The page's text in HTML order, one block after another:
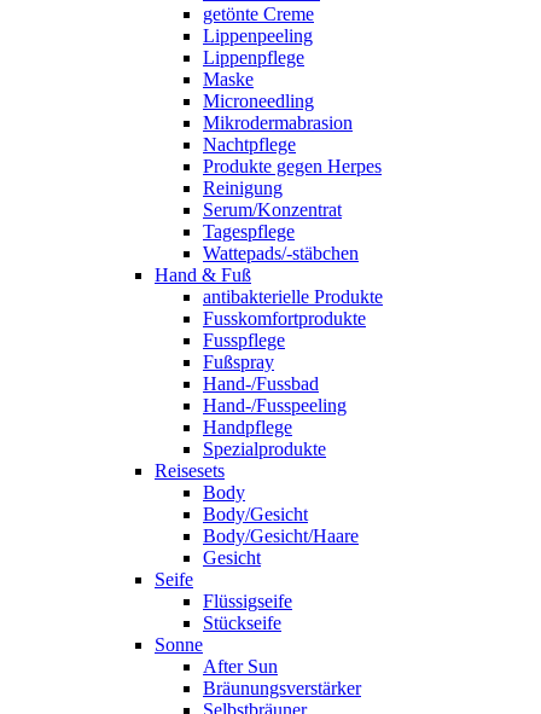
getönte Creme
Lippenpeeling
Lippenpflege
Maske
Microneedling
Mikrodermabrasion
Nachtpflege
Produkte gegen Herpes
Reinigung
Serum/Konzentrat
Tagespflege
Wattepads/-stäbchen
Hand & Fuß
antibakterielle Produkte
Fusskomfortprodukte
Fusspflege
Fußspray
Hand-/Fussbad
Hand-/Fusspeeling
Handpflege
Spezialprodukte
Reisesets
Body
Body/Gesicht
Body/Gesicht/Haare
Gesicht
Seife
Flüssigseife
Stückseife
Sonne
After Sun
Bräunungsverstärker
Selbstbräuner